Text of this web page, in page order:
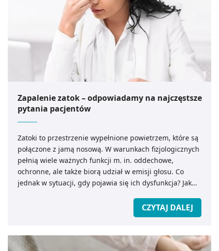
Zapalenie zatok – odpowiadamy na najczęstsze
pytania pacjentów
Zatoki to przestrzenie wypełnione powietrzem, które są
połączone z jamą nosową. W warunkach fizjologicznych
pełnią wiele ważnych funkcji m. in. oddechowe,
ochronne, ale także biorą udział w emisji głosu. Co
jednak w sytuacji, gdy pojawia się ich dysfunkcja? Jak
CZYTAJ DALEJ